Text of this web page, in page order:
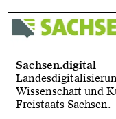
Sachsen.digital
Wissenschaft und
Freistaats Sachsen.